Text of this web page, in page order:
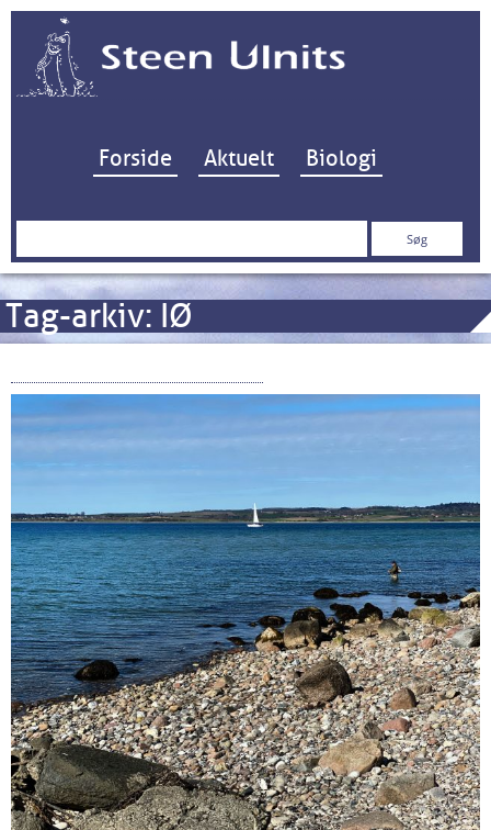
Hop til indhold
Forside Aktuelt Biologi
Søg
Tag-arkiv: IØ